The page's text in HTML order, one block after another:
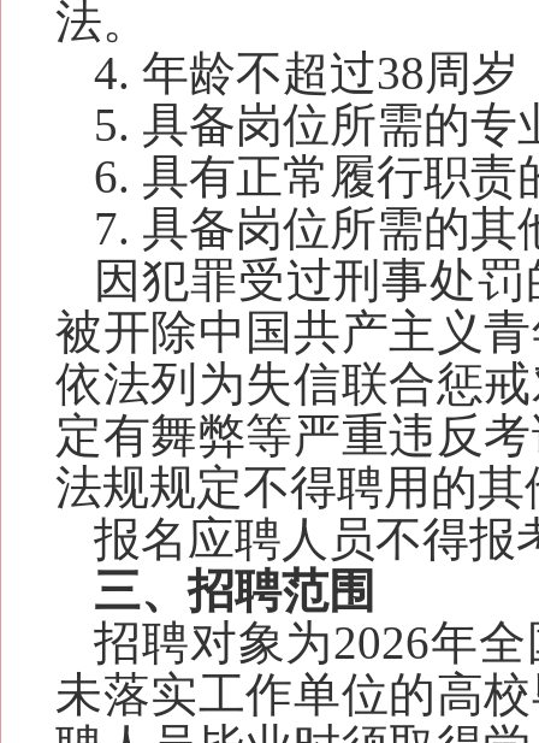
法。
4. 年龄不超过38周岁
5. 具备岗位所需的专
6. 具有正常履行职
7. 具备岗位所需的其
因犯罪受过刑事处
被开除中国共产主义
依法列为失信联合惩
定有舞弊等严重违反
法规规定不得聘用的
报名应聘人员不得报
三、招聘范围
招聘对象为2026年全
未落实工作单位的高